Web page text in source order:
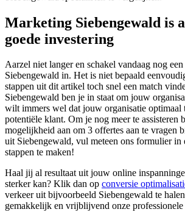
Marketing Siebengewald is
goede investering
Aarzel niet langer en schakel vandaag nog
Siebengewald in. Het is niet bepaald
stappen uit dit artikel toch snel een match
Siebengewald ben je in staat om jouw
wilt immers wel dat jouw organisatie optimaal
potentiële klant. Om je nog meer te assisteren
mogelijkheid aan om 3 offertes aan te vragen
uit Siebengewald, vul meteen ons formulier in
stappen te maken!
Haal jij al resultaat uit jouw online
sterker kan? Klik dan op conversie
verkeer uit bijvoorbeeld Siebengewald te
gemakkelijk en vrijblijvend onze professionele